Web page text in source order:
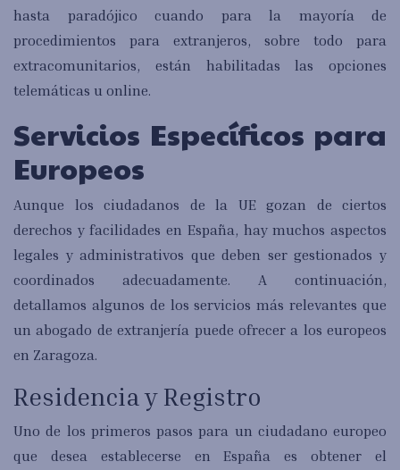
hasta paradójico cuando para la mayoría de
procedimientos para extranjeros, sobre todo para
extracomunitarios, están habilitadas las opciones
telemáticas u online.
Servicios Específicos para
Europeos
Aunque los ciudadanos de la UE gozan de ciertos
derechos y facilidades en España, hay muchos aspectos
legales y administrativos que deben ser gestionados y
coordinados adecuadamente. A continuación,
detallamos algunos de los servicios más relevantes que
un abogado de extranjería puede ofrecer a los europeos
en Zaragoza.
Residencia y Registro
Uno de los primeros pasos para un ciudadano europeo
que desea establecerse en España es obtener el